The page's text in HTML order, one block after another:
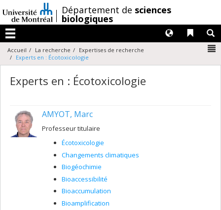
au
contenu
/Département de sciences
biologiques
Menu
Liens
Langues
Accueil La recherche
Expertises de recherche
Experts en : Écotoxicologie
Experts en : Écotoxicologie
AMYOT, Marc
Professeur titulaire
Écotoxicologie
Changements climatiques
Biogéochimie
Bioaccessibilité
Bioaccumulation
Bioamplification